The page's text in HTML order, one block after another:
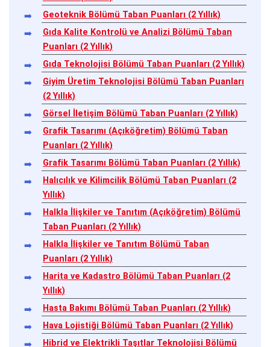
Geoteknik Bölümü Taban Puanları (2 Yıllık)
Gıda Kalite Kontrolü ve Analizi Bölümü Taban
Puanları (2 Yıllık)
Gıda Teknolojisi Bölümü Taban Puanları (2 Yıllık)
Giyim Üretim Teknolojisi Bölümü Taban Puanları
(2 Yıllık)
Görsel İletişim Bölümü Taban Puanları (2 Yıllık)
Grafik Tasarımı (Açıköğretim) Bölümü Taban
Puanları (2 Yıllık)
Grafik Tasarımı Bölümü Taban Puanları (2 Yıllık)
Halıcılık ve Kilimcilik Bölümü Taban Puanları (2
Yıllık)
Halkla İlişkiler ve Tanıtım (Açıköğretim) Bölümü
Taban Puanları (2 Yıllık)
Halkla İlişkiler ve Tanıtım Bölümü Taban
Puanları (2 Yıllık)
Harita ve Kadastro Bölümü Taban Puanları (2
Yıllık)
Hasta Bakımı Bölümü Taban Puanları (2 Yıllık)
Hava Lojistiği Bölümü Taban Puanları (2 Yıllık)
Hibrid ve Elektrikli Taşıtlar Teknolojisi Bölümü